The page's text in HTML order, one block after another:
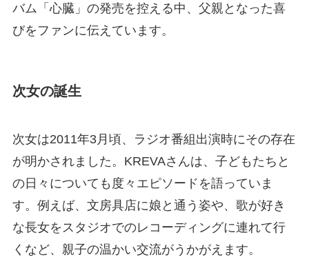
バム「心臓」の発売を控える中、父親となった喜
びをファンに伝えています。
次女の誕生
次女は2011年3月頃、ラジオ番組出演時にその存在
が明かされました。KREVAさんは、子どもたちと
の日々についても度々エピソードを語っていま
す。例えば、文房具店に娘と通う姿や、歌が好き
な長女をスタジオでのレコーディングに連れて行
くなど、親子の温かい交流がうかがえます。